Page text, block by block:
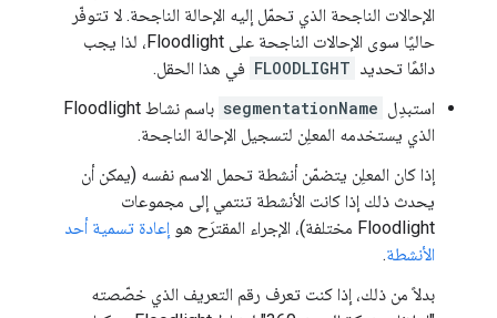
الإحالات الناجحة الذي تحمّل إليه الإحالة الناجحة. لا تتوفّر
حاليًا سوى الإحالات الناجحة على Floodlight، لذا يجب
دائمًا تحديد FLOODLIGHT في هذا الحقل.
استبدِل segmentationName
باسم نشاط Floodlight
الذي يستخدمه المعلِن لتسجيل الإحالة الناجحة.
إذا كان المعلِن يتضمّن أنشطة تحمل الاسم نفسه (يمكن أن
يحدث ذلك إذا كانت الأنشطة تنتمي إلى مجموعات
Floodlight مختلفة)، الإجراء المقترَح هو
إعادة تسمية أحد
الأنشطة.
بدلاً من ذلك، إذا كنت تعرف رقم التعريف الذي خصّصته